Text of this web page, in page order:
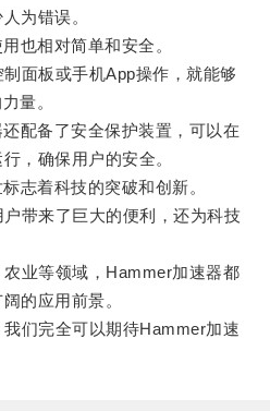
为错误。
相对简单和安全。
板或手机App操作，就能够
量。
备了安全保护装置，可以在
，确保用户的安全。
着科技的突破和创新。
来了巨大的便利，还为科技
业等领域，Hammer加速器都
的应用前景。
们完全可以期待Hammer加速